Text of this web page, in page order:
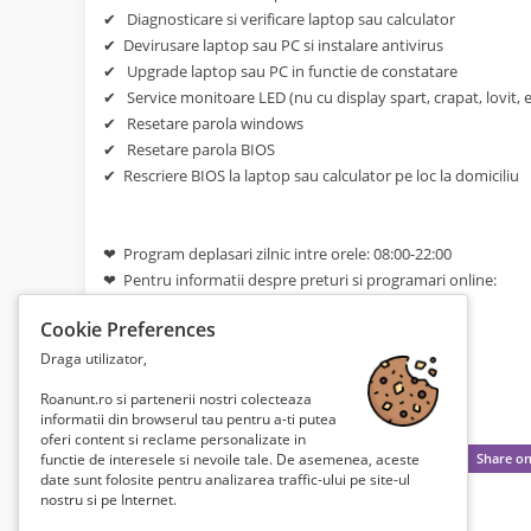
✔ Diagnosticare si verificare laptop sau calculator
✔ Devirusare laptop sau PC si instalare antivirus
✔ Upgrade laptop sau PC in functie de constatare
✔ Service monitoare LED (nu cu display spart, crapat, lovit,
✔ Resetare parola windows
✔ Resetare parola BIOS
✔ Rescriere BIOS la laptop sau calculator pe loc la domiciliu
❤ Program deplasari zilnic intre orele: 08:00-22:00
❤ Pentru informatii despre preturi si programari online:
➤ https://www.reparatii-laptop-bucuresti.ro
Cookie Preferences
Draga utilizator,
Roanunt.ro si partenerii nostri colecteaza
informatii din browserul tau pentru a-ti putea
oferi content si reclame personalizate in
functie de interesele si nevoile tale. De asemenea, aceste
date sunt folosite pentru analizarea traffic-ului pe site-ul
nostru si pe Internet.